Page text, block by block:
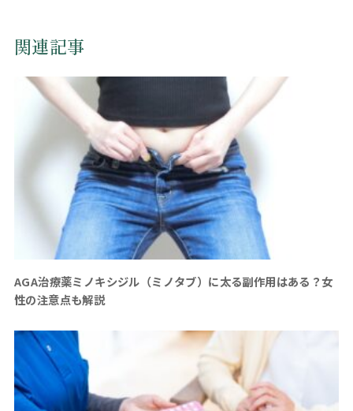
関連記事
AGA治療薬ミノキシジル（ミノタブ）に太る副作用はある？女
性の注意点も解説